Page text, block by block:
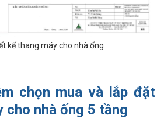
kế thang máy cho nhà ống
chọn mua và lắp đặt
cho nhà ống 5 tầng